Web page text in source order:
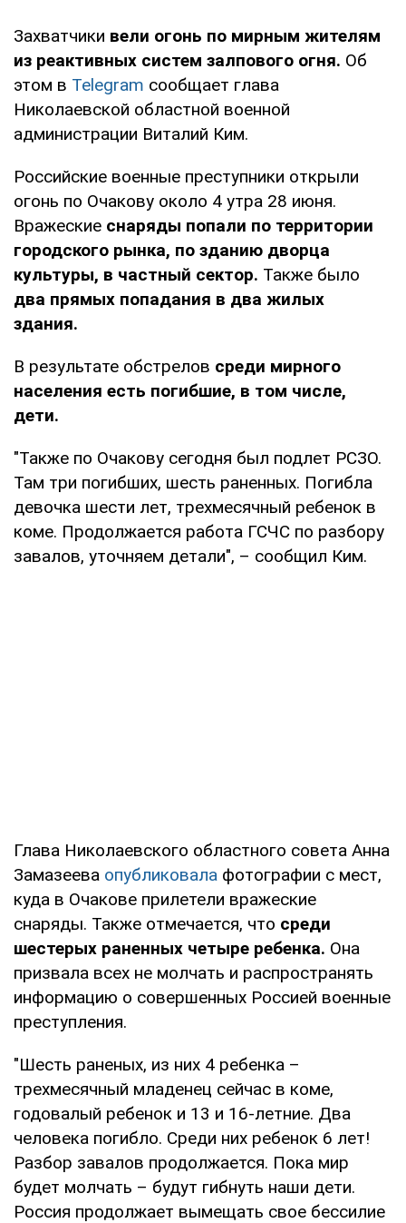
Захватчики вели огонь по мирным жителям
из реактивных систем залпового огня. Об
этом в Telegram сообщает глава
Николаевской областной военной
администрации Виталий Ким.
Российские военные преступники открыли
огонь по Очакову около 4 утра 28 июня.
Вражеские снаряды попали по территории
городского рынка, по зданию дворца
культуры, в частный сектор. Также было
два прямых попадания в два жилых
здания.
В результате обстрелов среди мирного
населения есть погибшие, в том числе,
дети.
"Также по Очакову сегодня был подлет РСЗО.
Там три погибших, шесть раненных. Погибла
девочка шести лет, трехмесячный ребенок в
коме. Продолжается работа ГСЧС по разбору
завалов, уточняем детали", – сообщил Ким.
Глава Николаевского областного совета Анна
Замазеева опубликовала фотографии с мест,
куда в Очакове прилетели вражеские
снаряды. Также отмечается, что среди
шестерых раненных четыре ребенка. Она
призвала всех не молчать и распространять
информацию о совершенных Россией военные
преступления.
"Шесть раненых, из них 4 ребенка –
трехмесячный младенец сейчас в коме,
годовалый ребенок и 13 и 16-летние. Два
человека погибло. Среди них ребенок 6 лет!
Разбор завалов продолжается. Пока мир
будет молчать – будут гибнуть наши дети.
Россия продолжает вымещать свое бессилие